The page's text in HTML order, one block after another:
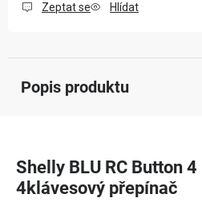
Zeptat se Hlídat
Popis produktu
Shelly BLU RC Button
4klávesový přepínač